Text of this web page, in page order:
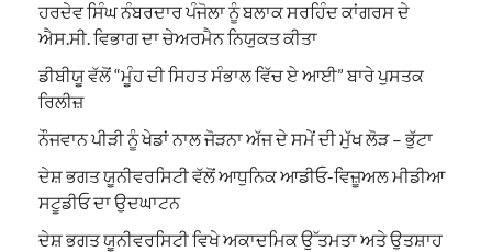
ਹਰਦੇਵ ਸਿੰਘ ਨੰਬਰਦਾਰ ਪੰਜੋਲਾ ਨੂੰ ਬਲਾਕ ਸਰਹਿੰਦ ਕਾਂਗਰਸ ਦੇ
ਐਸ.ਸੀ. ਵਿਭਾਗ ਦਾ ਚੇਅਰਮੈਨ ਨਿਯੁਕਤ ਕੀਤਾ
ਡੀਬੀਯੂ ਵੱਲੋਂ “ਮੂੰਹ ਦੀ ਸਿਹਤ ਸੰਭਾਲ ਵਿੱਚ ਏ ਆਈ” ਬਾਰੇ ਪੁਸਤਕ
ਰਿਲੀਜ਼
ਨੌਜਵਾਨ ਪੀੜੀ ਨੂੰ ਖੇਡਾਂ ਨਾਲ ਜੋੜਨਾ ਅੱਜ ਦੇ ਸਮੇਂ ਦੀ ਮੁੱਖ ਲੋੜ – ਭੁੱਟਾ
ਦੇਸ਼ ਭਗਤ ਯੂਨੀਵਰਸਿਟੀ ਵੱਲੋਂ ਆਧੁਨਿਕ ਆਡੀਓ-ਵਿਜ਼ੂਅਲ ਮੀਡੀਆ
ਸਟੂਡੀਓ ਦਾ ਉਦਘਾਟਨ
ਦੇਸ਼ ਭਗਤ ਯੂਨੀਵਰਸਿਟੀ ਵਿਖੇ ਅਕਾਦਮਿਕ ਉੱਤਮਤਾ ਅਤੇ ਉਤਸ਼ਾਹ